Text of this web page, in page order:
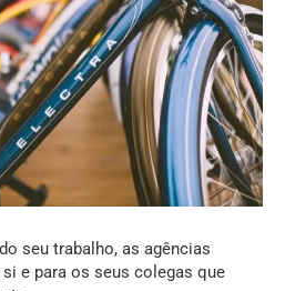
seu trabalho, as agências
e para os seus colegas que